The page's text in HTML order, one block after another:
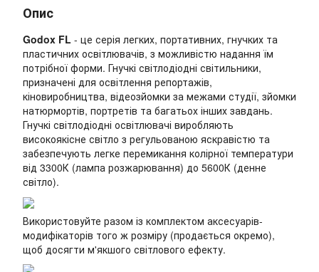
Опис
Godox FL - це серія легких, портативних, гнучких та
пластичних освітлювачів, з можливістю надання їм
потрібної форми. Гнучкі світлодіодні світильники,
призначені для освітлення репортажів,
кіновиробництва, відеозйомки за межами студії, зйомки
натюрмортів, портретів та багатьох інших завдань.
Гнучкі світлодіодні освітлювачі виробляють
високоякісне світло з регульованою яскравістю та
забезпечують легке перемикання колірної температури
від 3300К (лампа розжарювання) до 5600К (денне
світло).
Використовуйте разом із комплектом аксесуарів-
модифікаторів того ж розміру (продається окремо),
щоб досягти м'якшого світлового ефекту.